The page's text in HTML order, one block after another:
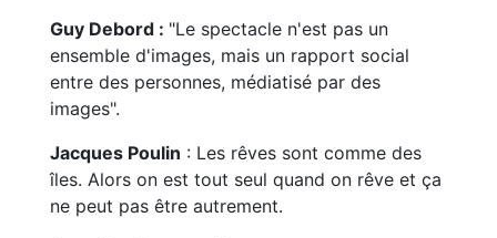
Guy Debord : "Le spectacle n'est pas un
ensemble d'images, mais un rapport social
entre des personnes, médiatisé par des
images".
Jacques Poulin : Les rêves sont comme des
îles. Alors on est tout seul quand on rêve et ça
ne peut pas être autrement.